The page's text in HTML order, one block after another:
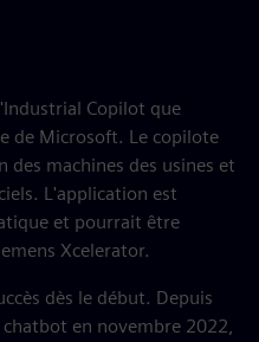
Copilot que
de Microsoft. Le copilote
machines des usines et
L'application est
et pourrait être
Xcelerator.
dès le début. Depuis
en novembre 2022,